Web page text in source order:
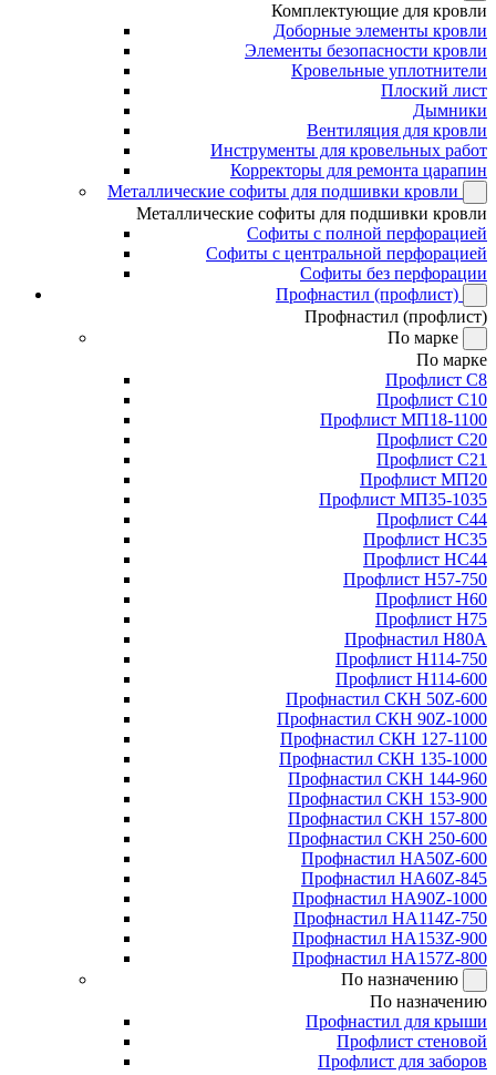
Комплектующие для кровли
Доборные элементы кровли
Элементы безопасности кровли
Кровельные уплотнители
Плоский лист
Дымники
Вентиляция для кровли
Инструменты для кровельных работ
Корректоры для ремонта царапин
Металлические софиты для подшивки кровли
Металлические софиты для подшивки кровли
Софиты с полной перфорацией
Софиты с центральной перфорацией
Софиты без перфорации
Профнастил (профлист)
Профнастил (профлист)
По марке
По марке
Профлист С8
Профлист С10
Профлист МП18-1100
Профлист С20
Профлист С21
Профлист МП20
Профлист МП35-1035
Профлист С44
Профлист НС35
Профлист НС44
Профлист Н57-750
Профлист Н60
Профлист Н75
Профнастил Н80А
Профлист Н114-750
Профлист Н114-600
Профнастил СКН 50Z-600
Профнастил СКН 90Z-1000
Профнастил СКН 127-1100
Профнастил СКН 135-1000
Профнастил СКН 144-960
Профнастил СКН 153-900
Профнастил СКН 157-800
Профнастил СКН 250-600
Профнастил НА50Z-600
Профнастил НА60Z-845
Профнастил НА90Z-1000
Профнастил НА114Z-750
Профнастил НА153Z-900
Профнастил НА157Z-800
По назначению
По назначению
Профнастил для крыши
Профлист стеновой
Профлист для заборов